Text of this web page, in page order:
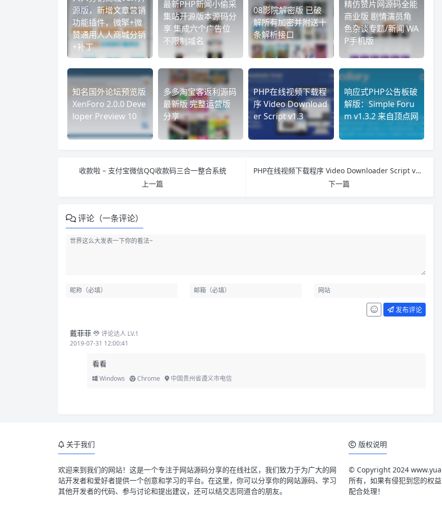
源版，新增文章营销
功能插件，微擎+微
赞通用人人商城分销
+补丁
最新PHP新闻小偷采
集站开源版本源码分
享 集成六个广告位
不限制域名
08影院解密版 已破
解所有加密并附送十
条解析接口
精仿赞片网源码全能
商业版 剧情演员角
色杂谈专题/新闻 WA
P手机版
知名国外论坛预览版
XenForo 2.0.0 Deve
loper Preview 10
多多淘宝客返利源码
最新版 完整运营版
分享
PHP在线视频下载程
序 Video Download
er Script v1.3
响应式PHP公告板破
解版：Simple Foru
m v1.3.2 来自顶点网
收款啦 – 支付宝微信QQ收款码三合一整合系统
上一篇
PHP在线视频下载程序 Video Downloader Script v1.3
下一篇
评论（一条评论）
发布评论
戴菲菲
评论达人 LV.1
2019-07-31 12:00:41
看看
Windows Chrome 中国贵州省遵义市电信
关于我们
欢迎来到我们的网站！这是一个专注于网站源码分享的在线社区，我们致力于为广大的网
站开发者和爱好者提供一个创意和学习的平台。在这里，你可以分享你的网站源码、学习
其他开发者的代码、参与讨论和提出建议，还可以结交志同道合的朋友。
版权说明
© Copyright 2024
所有，如果有侵犯到您的权
配合处理！